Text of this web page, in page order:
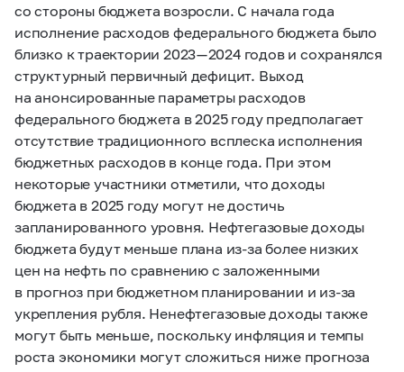
со стороны бюджета возросли. С начала года
исполнение расходов федерального бюджета было
близко к траектории 2023 — 2024 годов и сохранялся
структурный первичный дефицит. Выход
на анонсированные параметры расходов
федерального бюджета в 2025 году предполагает
отсутствие традиционного всплеска исполнения
бюджетных расходов в конце года. При этом
некоторые участники отметили, что доходы
бюджета в 2025 году могут не достичь
запланированного уровня. Нефтегазовые доходы
бюджета будут меньше плана из‑за более низких
цен на нефть по сравнению с заложенными
в прогноз при бюджетном планировании и из-за
укрепления рубля. Ненефтегазовые доходы также
могут быть меньше, поскольку инфляция и темпы
роста экономики могут сложиться ниже прогноза